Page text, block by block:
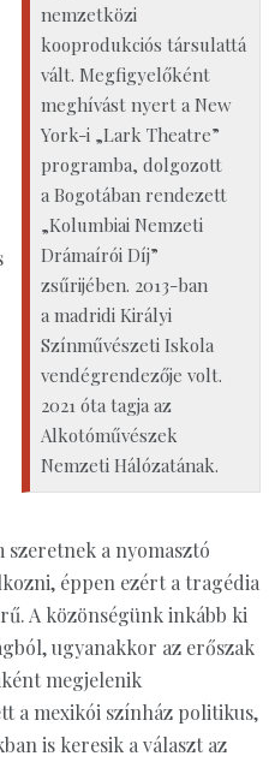
nemzetközi
kooprodukciós társulattá
vált. Megfigyelőként
meghívást nyert a New
York-i „Lark Theatre”
programba, dolgozott
a Bogotában rendezett
„Kolumbiai Nemzeti
Drámaírói Díj”
zsűrijében. 2013-ban
a madridi Királyi
Színművészeti Iskola
vendégrendezője volt.
2021 óta tagja az
Alkotóművészek
Nemzeti Hálózatának.
szeretnek a nyomasztó
éppen ezért a tragédia
A közönségünk inkább ki
ugyanakkor az erőszak
megjelenik
a mexikói színház politikus,
is keresik a választ az